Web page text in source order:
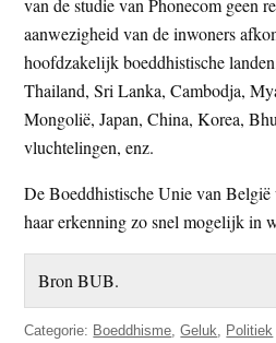
van de studie van Phonecom geen
aanwezigheid van de inwoners
hoofdzakelijk boeddhistische
Thailand, Sri Lanka, Cambodja,
Mongolië, Japan, China, Korea,
vluchtelingen, enz.
De Boeddhistische Unie van
haar erkenning zo snel mogelijk in
Bron BUB.
Categorie: Boeddhisme,Geluk, Politiek